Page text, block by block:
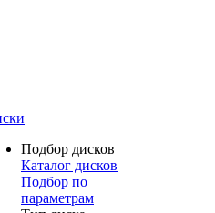
Подбор дисков
Каталог дисков
Подбор по
параметрам